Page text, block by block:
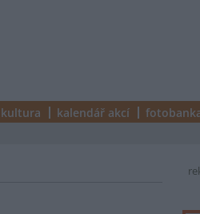
kultura kalendář akcí